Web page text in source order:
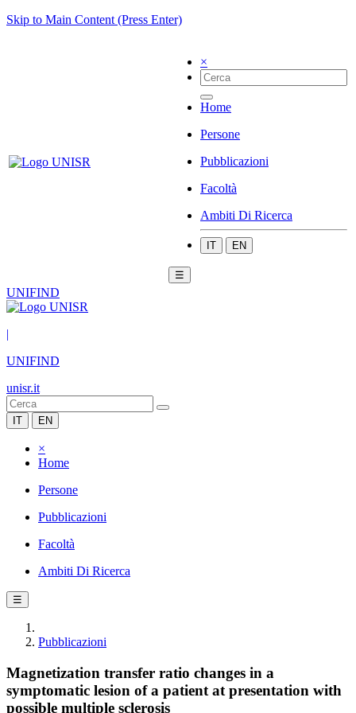
Skip to Main Content (Press Enter)
×
Home
Persone
Pubblicazioni
Facoltà
Ambiti Di Ricerca
IT EN
☰
UNIFIND
|
UNIFIND
unisr.it
IT EN
×
Home
Persone
Pubblicazioni
Facoltà
Ambiti Di Ricerca
☰
Pubblicazioni
Magnetization transfer ratio changes in a
symptomatic lesion of a patient at presentation with
possible multiple sclerosis